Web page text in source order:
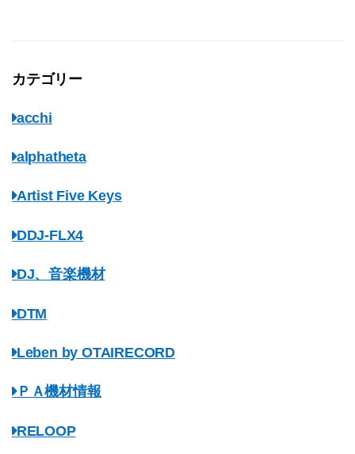
カテゴリー
acchi
alphatheta
Artist Five Keys
DDJ-FLX4
DJ、音楽機材
DTM
Leben by OTAIRECORD
ＰＡ機材情報
RELOOP